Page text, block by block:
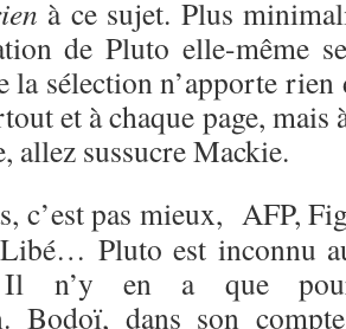
à ce sujet. Plus
de Pluto elle-même
la sélection n’apporte
et à chaque page,
allez sussucre Mackie.
c’est pas mieux, AFP,
Pluto est inconnu
Il n’y en a que
Bodoï, dans son